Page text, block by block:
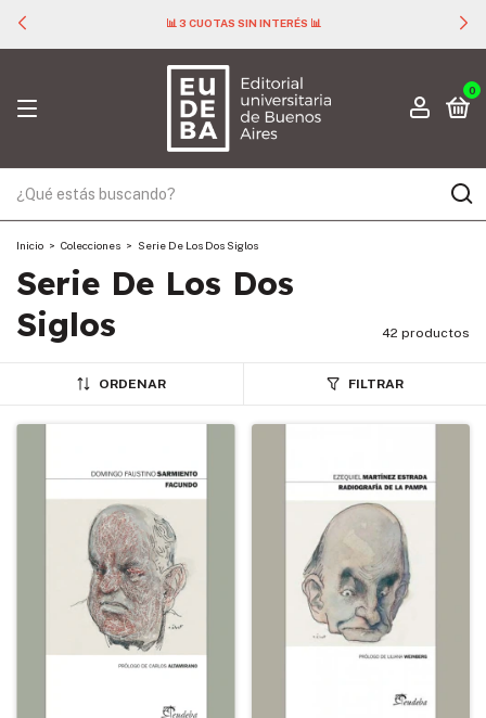
📊 3 CUOTAS SIN INTERÉS 📊
0
Inicio > Colecciones > Serie De Los Dos Siglos
Serie De Los Dos
Siglos
42 productos
ORDENAR FILTRAR